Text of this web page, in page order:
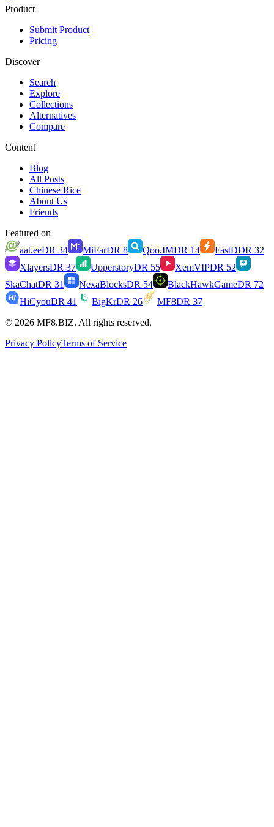
Product
Submit Product
Pricing
Discover
Search
Explore
Collections
Alternatives
Compare
Content
Blog
All Posts
Chinese Rice
About Us
Friends
Featured on
aat.eeDR 34 MiFarDR 8 Qoo.IMDR 14 FastDDR 32
XlayersDR 37 UpperstoryDR 55 XemVIPDR 52
SkaChatDR 31 NexaBlocksDR 54 BlackHawkGameDR 72
HiCyouDR 41 BigKrDR 26 MF8DR 37
© 2026 MF8.BIZ. All rights reserved.
Privacy PolicyTerms of Service